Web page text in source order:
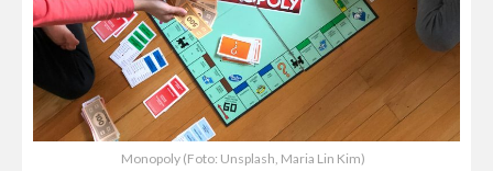
Monopoly (Foto: Unsplash, Maria Lin Kim)